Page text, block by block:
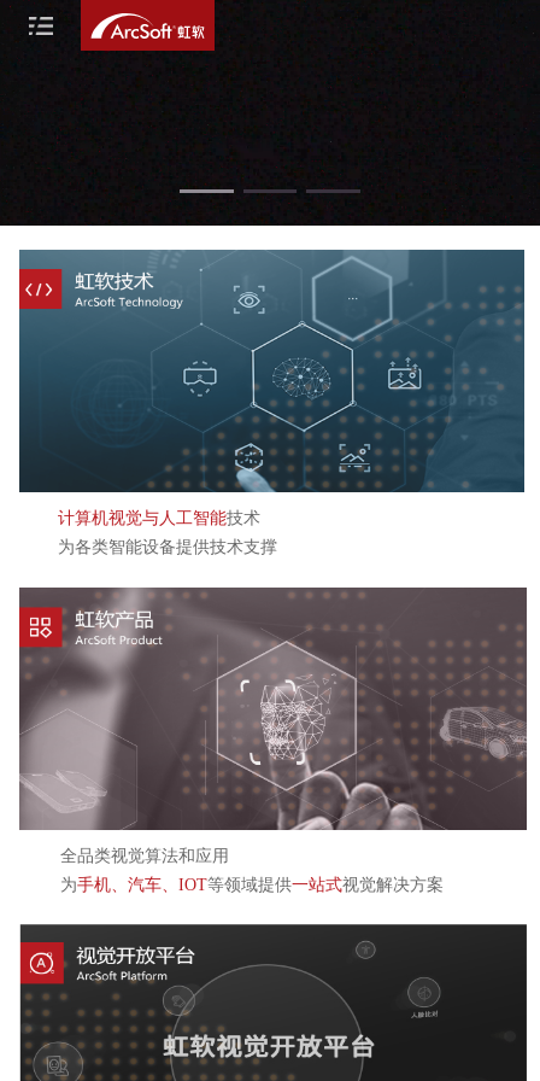
计算机视觉与人工智能技术
为各类智能设备提供技术支撑
全品类视觉算法和应用
为手机、汽车、IOT等领域提供一站式视觉解决方案